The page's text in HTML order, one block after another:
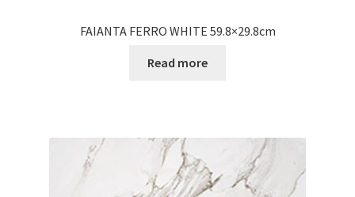
FAIANTA FERRO WHITE 59.8×29.8cm
Read more